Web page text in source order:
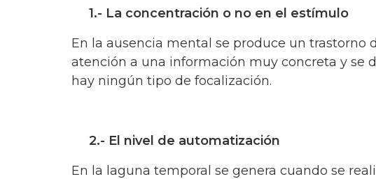
1.- La concentración o no en el estímulo
En la ausencia mental se produce un trastorno
atención a una información muy concreta y se
hay ningún tipo de focalización.
2.- El nivel de automatización
En la laguna temporal se genera cuando se